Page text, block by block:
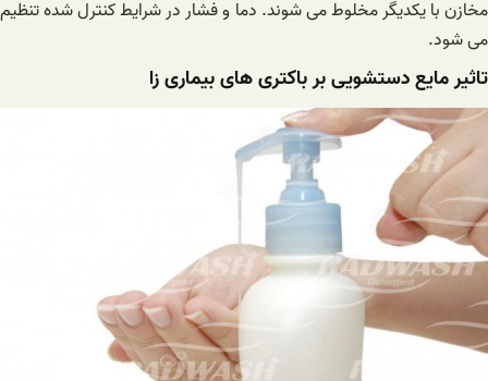
مخازن با یکدیگر مخلوط می شوند. دما و فشار در شرایط کنترل شده تنظیم
می شود.
تاثیر مایع دستشویی بر باکتری ‌های بیماری زا